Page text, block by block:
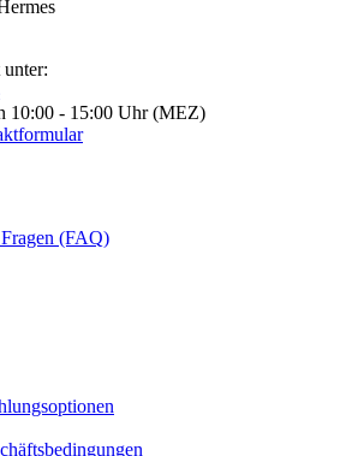
10:00 - 15:00 Uhr (MEZ)
(FAQ)